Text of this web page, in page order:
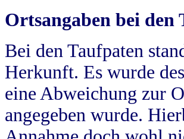
Ortsangaben bei den
Bei den Taufpaten
Herkunft. Es wurde
eine Abweichung zur
angegeben wurde.